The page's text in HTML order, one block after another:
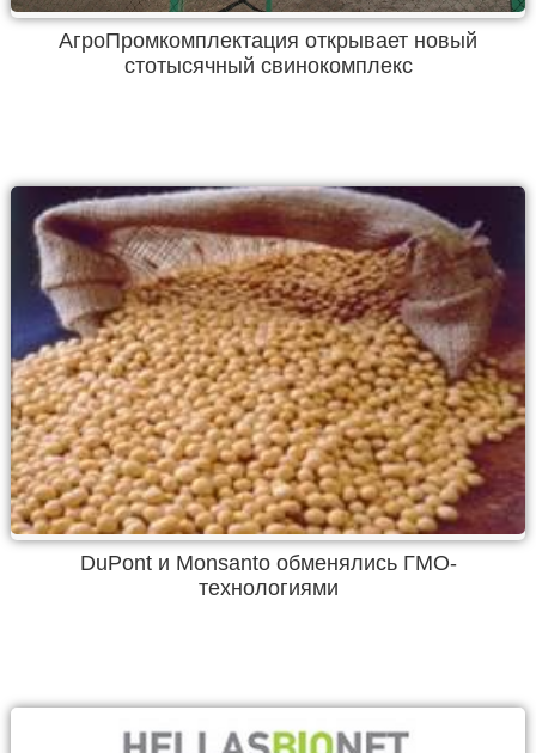
АгроПромкомплектация открывает новый
стотысячный свинокомплекс
DuPont и Monsanto обменялись ГМО-
технологиями